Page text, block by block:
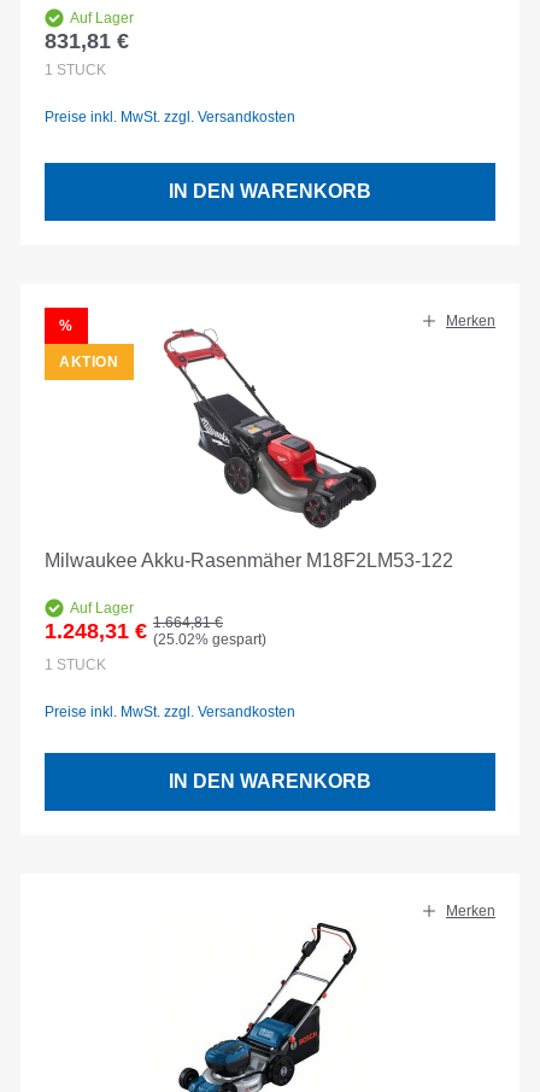
Auf Lager
Regulärer Preis:
831,81 €
1 STÜCK
Preise inkl. MwSt. zzgl. Versandkosten
IN DEN WARENKORB
RABATT
%
AKTION
Merken
Milwaukee Akku-Rasenmäher M18F2LM53-122
Auf Lager
Verkaufspreis:
1.248,31 € Regulärer Preis:
1.664,81 €
(25.02% gespart)
1 STÜCK
Preise inkl. MwSt. zzgl. Versandkosten
IN DEN WARENKORB
Merken